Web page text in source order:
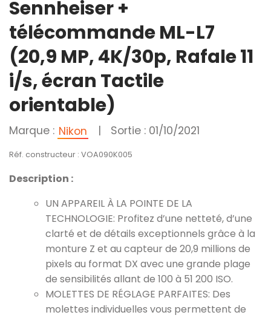
Sennheiser +
télécommande ML-L7
(20,9 MP, 4K/30p, Rafale 11
i/s, écran Tactile
orientable)
Marque : Nikon | Sortie : 01/10/2021
Réf. constructeur : VOA090K005
Description :
UN APPAREIL À LA POINTE DE LA
TECHNOLOGIE: Profitez d’une netteté, d’une
clarté et de détails exceptionnels grâce à la
monture Z et au capteur de 20,9 millions de
pixels au format DX avec une grande plage
de sensibilités allant de 100 à 51 200 ISO.
MOLETTES DE RÉGLAGE PARFAITES: Des
molettes individuelles vous permettent de